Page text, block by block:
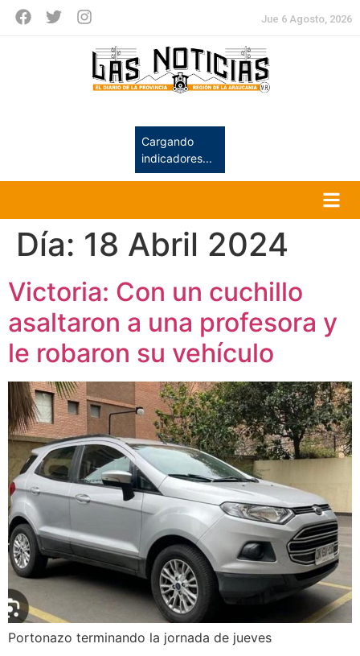
Jue 6 Agosto, 2026
Cargando
indicadores...
Día: 18 Abril 2024
Victoria: Con un cuchillo
asaltaron a una profesora y
le robaron su vehículo
Portonazo terminando la jornada de jueves